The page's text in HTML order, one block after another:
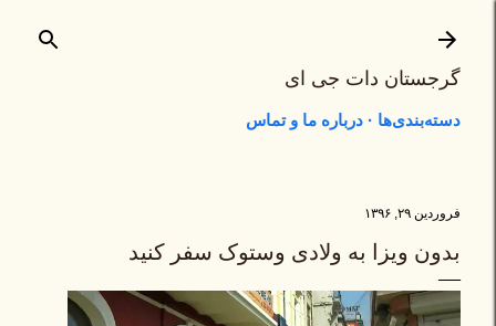
گرجستان دات جی ای
دسته‌بندی‌ها درباره ما و تماس
فروردین ۲۹, ۱۳۹۶
بدون ویزا به ولادی وستوک سفر کنید